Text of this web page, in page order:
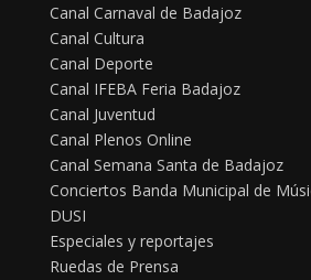
Canal Carnaval de Badajoz
Canal Cultura
Canal Deporte
Canal IFEBA Feria Badajoz
Canal Juventud
Canal Plenos Online
Canal Semana Santa de Badajoz
Conciertos Banda Municipal de
DUSI
Especiales y reportajes
Ruedas de Prensa